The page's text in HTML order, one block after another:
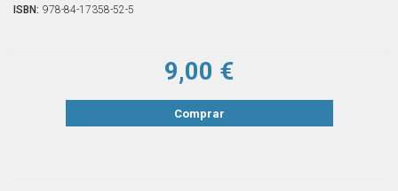
ISBN: 978-84-17358-52-5
9,00 €
Comprar